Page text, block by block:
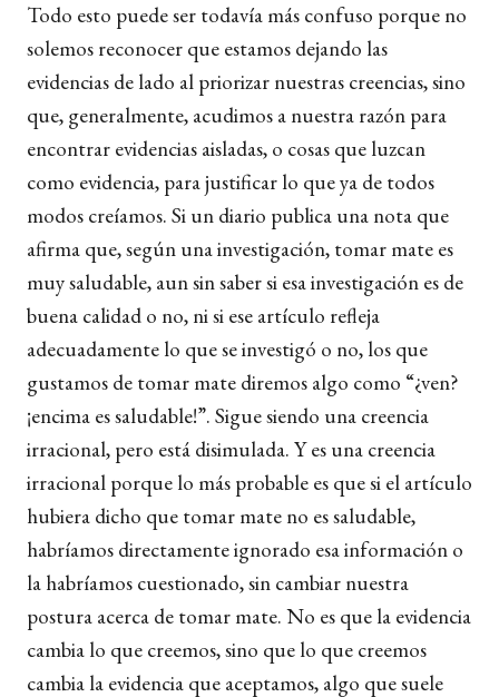
Todo esto puede ser todavía más confuso porque no
solemos reconocer que estamos dejando las
evidencias de lado al priorizar nuestras creencias, sino
que, generalmente, acudimos a nuestra razón para
encontrar evidencias aisladas, o cosas que luzcan
como evidencia, para justificar lo que ya de todos
modos creíamos. Si un diario publica una nota que
afirma que, según una investigación, tomar mate es
muy saludable, aun sin saber si esa investigación es de
buena calidad o no, ni si ese artículo refleja
adecuadamente lo que se investigó o no, los que
gustamos de tomar mate diremos algo como “¿ven?
¡encima es saludable!”. Sigue siendo una creencia
irracional, pero está disimulada. Y es una creencia
irracional porque lo más probable es que si el artículo
hubiera dicho que tomar mate no es saludable,
habríamos directamente ignorado esa información o
la habríamos cuestionado, sin cambiar nuestra
postura acerca de tomar mate. No es que la evidencia
cambia lo que creemos, sino que lo que creemos
cambia la evidencia que aceptamos, algo que suele